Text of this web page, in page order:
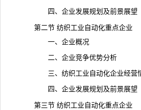
四、企业发展规划及前景展望
第二节 纺织工业自动化重点企业
一、企业概况
二、企业竞争优势分析
三、纺织工业自动化企业经营
四、企业发展规划及前景展望
第三节 纺织工业自动化重点企业